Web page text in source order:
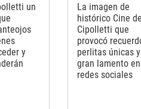
un
y
La imagen de
histórico Cine de
Cipolletti que
provocó
perlitas únicas y
gran lamento en
redes sociales